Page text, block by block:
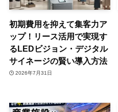
初期費用を抑えて集客力ア
ップ！リース活用で実現す
るLEDビジョン・デジタル
サイネージの賢い導入方法
2026年7月31日